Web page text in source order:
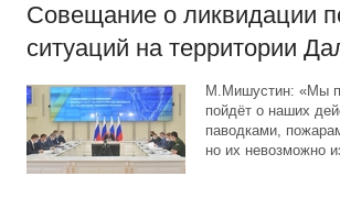
Совещание о ликвидации
ситуаций на территории
М.Мишустин: «Мы
пойдёт о наших
паводками,
но их невозможно